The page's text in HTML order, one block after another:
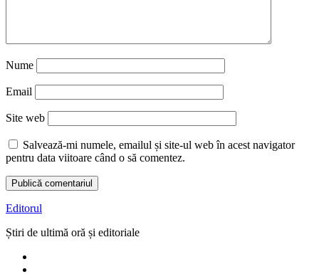
Nume
Email
Site web
Salvează-mi numele, emailul și site-ul web în acest navigator
pentru data viitoare când o să comentez.
Editorul
Știri de ultimă oră și editoriale